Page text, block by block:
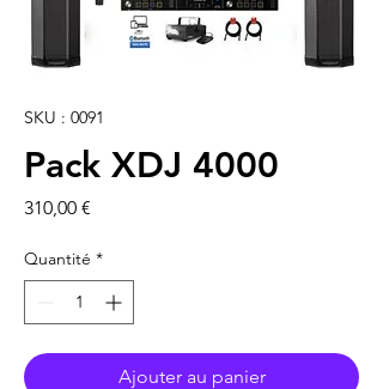
SKU : 0091
Pack XDJ 4000
310,00 €
Quantité *
Ajouter au panier